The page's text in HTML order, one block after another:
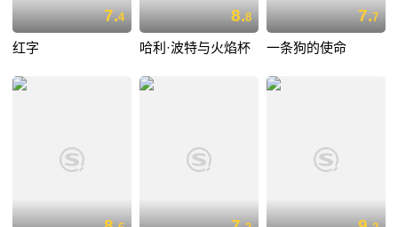
7.4
红字
8.8
哈利·波特与火焰杯
7.7
一条狗的使命